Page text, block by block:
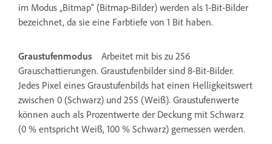
im Modus „Bitmap“ (Bitmap-Bilder) werden als 1-Bit-Bilder
bezeichnet, da sie eine Farbtiefe von 1 Bit haben.
Graustufenmodus
Arbeitet mit bis zu 256
Grauschattierungen. Graustufenbilder sind 8-Bit-Bilder.
Jedes Pixel eines Graustufenbilds hat einen Helligkeitswert
zwischen 0 (Schwarz) und 255 (Weiß). Graustufenwerte
können auch als Prozentwerte der Deckung mit Schwarz
(0 % entspricht Weiß, 100 % Schwarz) gemessen werden.